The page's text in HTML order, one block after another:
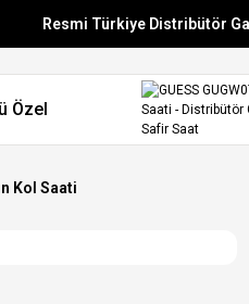
Resmi Türkiye Distribütör
Vade
Aynı Gün
Özel
Kol Saati